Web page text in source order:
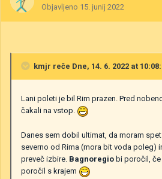
Objavljeno 15. junij 2022
kmjr reče Dne, 14. 6. 2022 at 10:08:
Lani poleti je bil Rim prazen. Pred
čakali na vstop.
Danes sem dobil ultimat, da moram
severno od Rima (mora bit voda poleg)
preveč izbire. Bagnoregio bi poročil,
poročil s krajem